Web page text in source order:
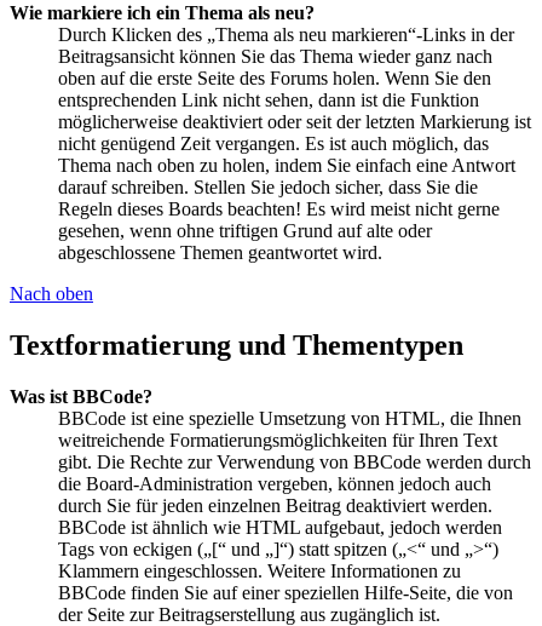
Wie markiere ich ein Thema als neu?
Durch Klicken des „Thema als neu markieren“-Links in der
Beitragsansicht können Sie das Thema wieder ganz nach
oben auf die erste Seite des Forums holen. Wenn Sie den
entsprechenden Link nicht sehen, dann ist die Funktion
möglicherweise deaktiviert oder seit der letzten Markierung ist
nicht genügend Zeit vergangen. Es ist auch möglich, das
Thema nach oben zu holen, indem Sie einfach eine Antwort
darauf schreiben. Stellen Sie jedoch sicher, dass Sie die
Regeln dieses Boards beachten! Es wird meist nicht gerne
gesehen, wenn ohne triftigen Grund auf alte oder
abgeschlossene Themen geantwortet wird.
Nach oben
Textformatierung und Thementypen
Was ist BBCode?
BBCode ist eine spezielle Umsetzung von HTML, die Ihnen
weitreichende Formatierungsmöglichkeiten für Ihren Text
gibt. Die Rechte zur Verwendung von BBCode werden durch
die Board-Administration vergeben, können jedoch auch
durch Sie für jeden einzelnen Beitrag deaktiviert werden.
BBCode ist ähnlich wie HTML aufgebaut, jedoch werden
Tags von eckigen („[“ und „]“) statt spitzen („<“ und „>“)
Klammern eingeschlossen. Weitere Informationen zu
BBCode finden Sie auf einer speziellen Hilfe-Seite, die von
der Seite zur Beitragserstellung aus zugänglich ist.